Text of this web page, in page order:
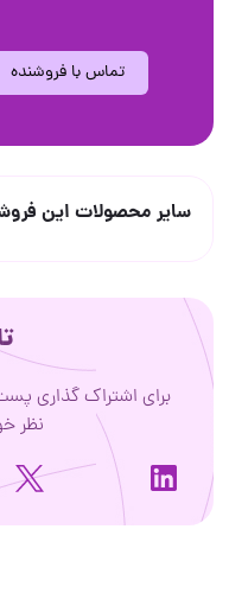
تماس با فروشنده
سایر محصولات این
برای اشتراک گذاری
نظر